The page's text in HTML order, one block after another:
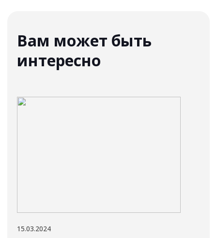
Вам может быть
интересно
15.03.2024